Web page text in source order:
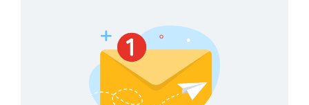
Otros artículos